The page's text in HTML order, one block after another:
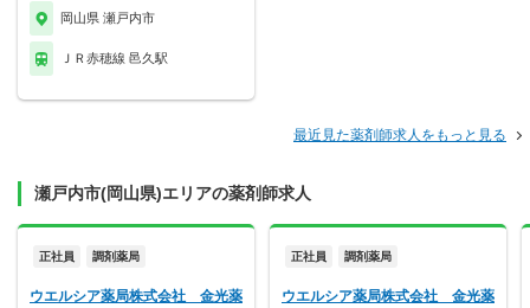
岡山県 瀬戸内市
ＪＲ赤穂線 邑久駅
最近見た薬剤師求人をもっと見る
瀬戸内市(岡山県)エリアの薬剤師求人
正社員 調剤薬局
ウエルシア薬局株式会社 金光薬
正社員 調剤薬局
ウエルシア薬局株式会社 金光薬